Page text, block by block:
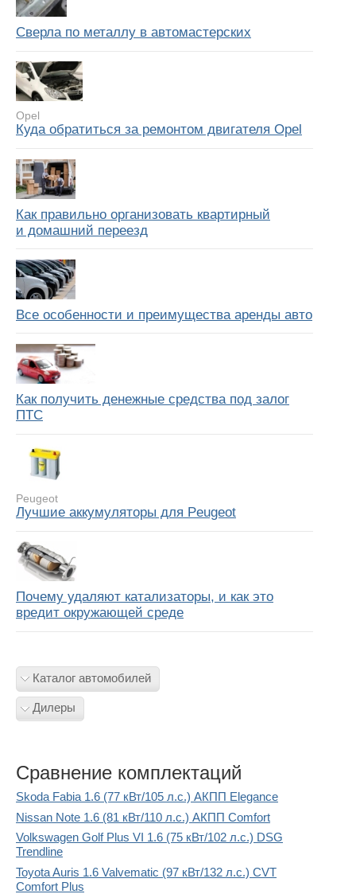
Сверла по металлу в автомастерских
Opel
Куда обратиться за ремонтом двигателя Opel
Как правильно организовать квартирный
и домашний переезд
Все особенности и преимущества аренды авто
Как получить денежные средства под залог
ПТС
Peugeot
Лучшие аккумуляторы для Peugeot
Почему удаляют катализаторы, и как это
вредит окружающей среде
Каталог автомобилей
Дилеры
Сравнение комплектаций
Skoda Fabia 1.6 (77 кВт/105 л.с.) АКПП Elegance
Nissan Note 1.6 (81 кВт/110 л.с.) АКПП Comfort
Volkswagen Golf Plus VI 1.6 (75 кВт/102 л.с.) DSG
Trendline
Toyota Auris 1.6 Valvematic (97 кВт/132 л.с.) CVT
Comfort Plus